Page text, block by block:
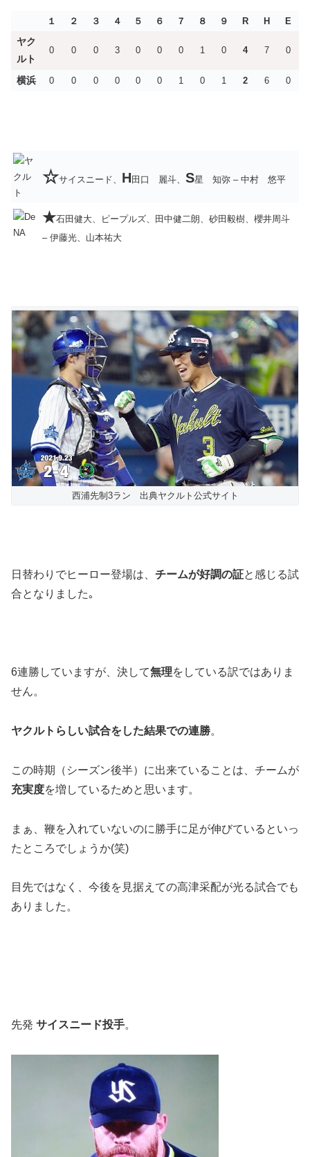
１ ２ ３ ４ ５ ６ ７ ８ ９ R H E
ヤク
ルト
0 0 0 3 0 0 0 1 0 4 7 0
横浜 0 0 0 0 0 0 1 0 1 2 6 0
☆サイスニード、 H 田口 麗斗、 S星 知弥 – 中村 悠平
★石田健大、ピープルズ、田中健二朗、砂田毅樹、櫻井周斗
– 伊藤光、山本祐大
西浦先制3ラン 出典ヤクルト公式サイト
日替わりでヒーロー登場は、 チームが好調の証と感じる試
合となりました｡
6連勝していますが、決して無理をしている訳ではありま
せん。
ヤクルトらしい試合をした結果での連勝。
この時期（シーズン後半）に出来ていることは、チームが
充実度を増しているためと思います。
まぁ、鞭を入れていないのに勝手に足が伸びているといっ
たところでしょうか(笑)
目先ではなく、今後を見据えての高津采配が光る試合でも
ありました。
先発 サイスニード投手。